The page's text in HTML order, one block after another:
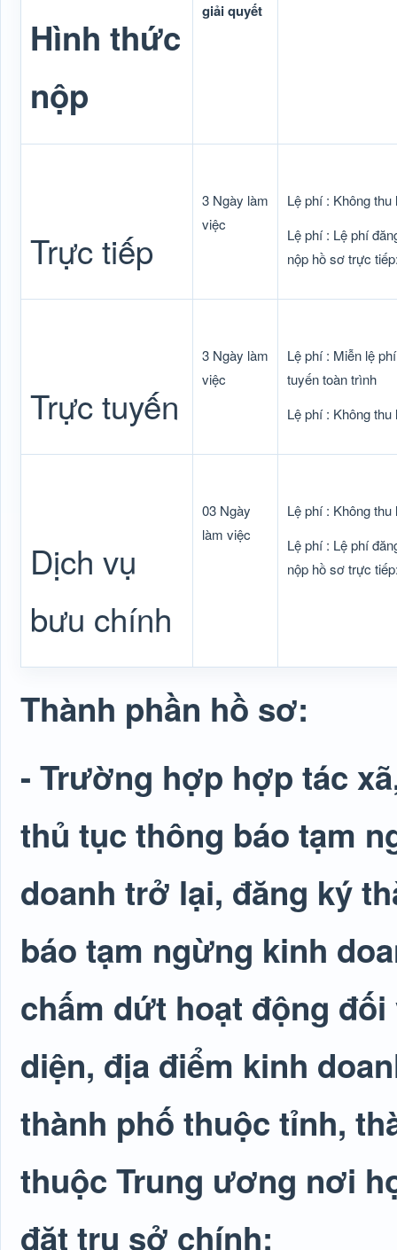
Hình thức
nộp
giải quyết
Trực tiếp
3 Ngày làm
việc
Lệ phí : Không
Lệ phí : Lệ phí
nộp hồ sơ trực
Trực tuyến
3 Ngày làm
việc
Lệ phí : Miễn lệ
tuyến toàn trình
Lệ phí : Không
Dịch vụ
bưu chính
03 Ngày
làm việc
Lệ phí : Không
Lệ phí : Lệ phí
nộp hồ sơ trực
Thành phần hồ sơ:
- Trường hợp hợp tác
thủ tục thông báo tạm
doanh trở lại, đăng ký
báo tạm ngừng kinh
chấm dứt hoạt động
diện, địa điểm kinh
thành phố thuộc tỉnh,
thuộc Trung ương nơi
đặt trụ sở chính: